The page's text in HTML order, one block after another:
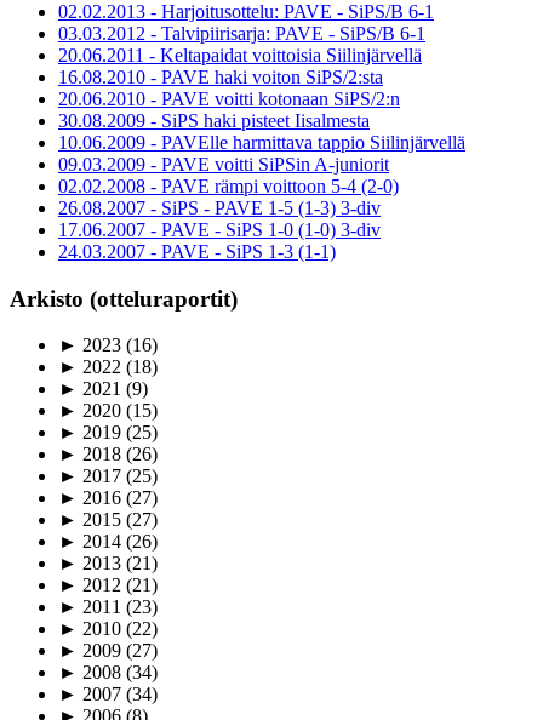
02.02.2013 - Harjoitusottelu: PAVE - SiPS/B 6-1
03.03.2012 - Talvipiirisarja: PAVE - SiPS/B 6-1
20.06.2011 - Keltapaidat voittoisia Siilinjärvellä
16.08.2010 - PAVE haki voiton SiPS/2:sta
20.06.2010 - PAVE voitti kotonaan SiPS/2:n
30.08.2009 - SiPS haki pisteet Iisalmesta
10.06.2009 - PAVElle harmittava tappio Siilinjärvellä
09.03.2009 - PAVE voitti SiPSin A-juniorit
02.02.2008 - PAVE rämpi voittoon 5-4 (2-0)
26.08.2007 - SiPS - PAVE 1-5 (1-3) 3-div
17.06.2007 - PAVE - SiPS 1-0 (1-0) 3-div
24.03.2007 - PAVE - SiPS 1-3 (1-1)
Arkisto (otteluraportit)
► 2023 (16)
► 2022 (18)
► 2021 (9)
► 2020 (15)
► 2019 (25)
► 2018 (26)
► 2017 (25)
► 2016 (27)
► 2015 (27)
► 2014 (26)
► 2013 (21)
► 2012 (21)
► 2011 (23)
► 2010 (22)
► 2009 (27)
► 2008 (34)
► 2007 (34)